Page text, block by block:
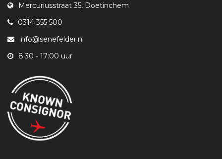
Mercuriusstraat 35, Doetinchem
0314 355 500
info@senefelder.nl
8:30 - 17:00 uur